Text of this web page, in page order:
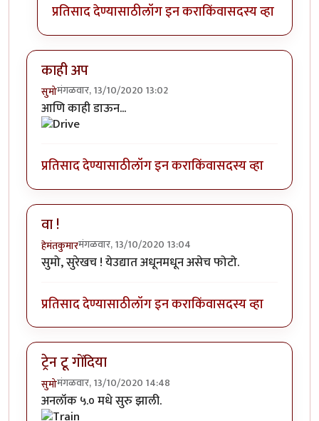
प्रतिसाद देण्यासाठीलॉग इन कराकिंवासदस्य व्हा
काही अप
सुमोमंगळवार, 13/10/2020 13:02
आणि काही डाऊन...
प्रतिसाद देण्यासाठीलॉग इन कराकिंवासदस्य व्हा
वा !
हेमंतकुमारमंगळवार, 13/10/2020 13:04
सुमो, सुरेखच ! येउद्यात अधूनमधून असेच फोटो.
प्रतिसाद देण्यासाठीलॉग इन कराकिंवासदस्य व्हा
ट्रेन टू गोंदिया
सुमोमंगळवार, 13/10/2020 14:48
अनलॉक ५.० मधे सुरु झाली.